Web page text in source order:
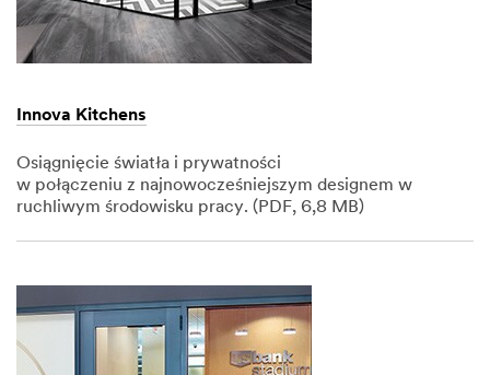
Innova Kitchens
Osiągnięcie światła i prywatności
w połączeniu z najnowocześniejszym designem w
ruchliwym środowisku pracy. (PDF, 6,8 MB)
1,